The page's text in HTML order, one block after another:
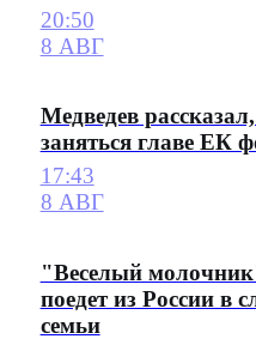
20:50
8 АВГ
Медведев
заняться главе ЕК
17:43
8 АВГ
"Веселый
поедет из России в
семьи